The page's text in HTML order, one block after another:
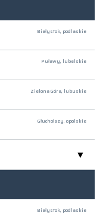
Białystok, podlaskie
Puławy, lubelskie
Zielona Góra, lubuskie
Głuchołazy, opolskie
Białystok, podlaskie